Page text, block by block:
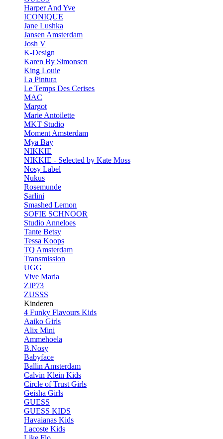
Harper And Yve
ICONIQUE
Jane Lushka
Jansen Amsterdam
Josh V
K-Design
Karen By Simonsen
King Louie
La Pintura
Le Temps Des Cerises
MAC
Margot
Marie Antoilette
MKT Studio
Moment Amsterdam
Mya Bay
NIKKIE
NIKKIE - Selected by Kate Moss
Nosy Label
Nukus
Rosemunde
Sarlini
Smashed Lemon
SOFIE SCHNOOR
Studio Anneloes
Tante Betsy
Tessa Koops
TQ Amsterdam
Transmission
UGG
Vive Maria
ZIP73
ZUSSS
Kinderen
4 Funky Flavours Kids
Aaiko Girls
Alix Mini
Ammehoela
B.Nosy
Babyface
Ballin Amsterdam
Calvin Klein Kids
Circle of Trust Girls
Geisha Girls
GUESS
GUESS KIDS
Havaianas Kids
Lacoste Kids